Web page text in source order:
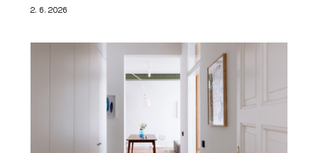
2. 6. 2026